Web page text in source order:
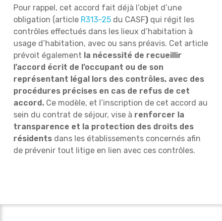
Pour rappel, cet accord fait déjà l’objet d’une
obligation (article R313-25du CASF)qui régit les
contrôles effectués dans les lieux d’habitation à
usage d’habitation, avec ou sans préavis. Cet article
prévoit également la nécessité de recueillir
l’accord écrit de l’occupant ou de son
représentant légal lors des contrôles, avec des
procédures précises en cas de refus de cet
accord. Ce modèle, et l’inscription de cet accord au
sein du contrat de séjour, vise à renforcer la
transparence et la protection des droits des
résidentsdans les établissements concernés afin
de prévenir tout litige en lien avec ces contrôles.